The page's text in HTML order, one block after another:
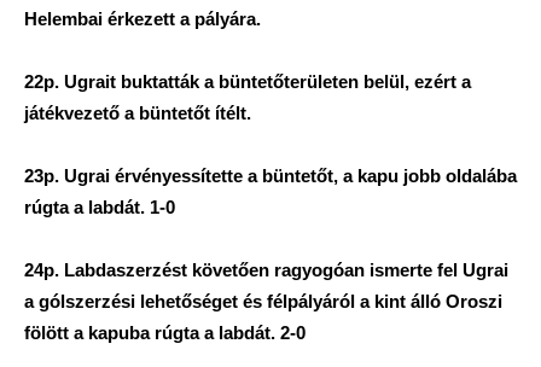
Helembai érkezett a pályára.
22p. Ugrait buktatták a büntetőterületen belül, ezért a
játékvezető a büntetőt ítélt.
23p. Ugrai érvényessítette a büntetőt, a kapu jobb oldalába
rúgta a labdát. 1-0
24p. Labdaszerzést követően ragyogóan ismerte fel Ugrai
a gólszerzési lehetőséget és félpályáról a kint álló Oroszi
fölött a kapuba rúgta a labdát. 2-0